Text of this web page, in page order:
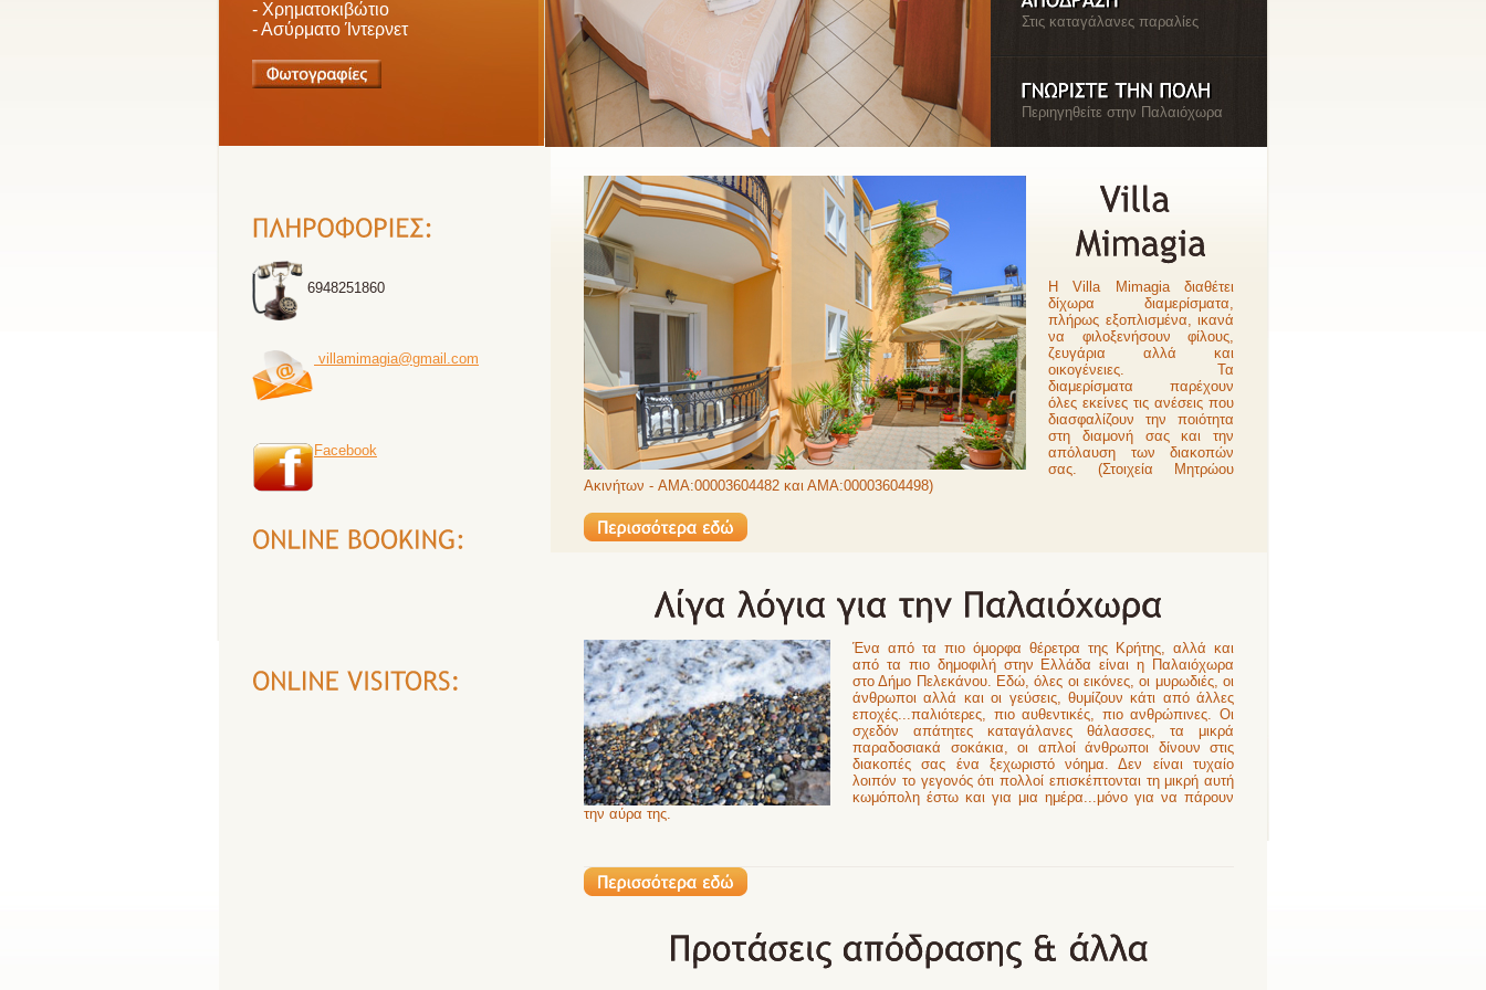
- Χρηματοκιβώτιο
- Ασύρματο Ίντερνετ
Στις καταγάλανες παραλίες
Περιηγηθείτε στην Παλαιόχωρα
6948251860
villamimagia@gmail.com
Facebook
Η Villa Mimagia διαθέτει
δίχωρα διαμερίσματα,
πλήρως εξοπλισμένα, ικανά
να φιλοξενήσουν φίλους,
ζευγάρια αλλά και
οικογένειες. Τα
διαμερίσματα παρέχουν
όλες εκείνες τις ανέσεις που
διασφαλίζουν την ποιότητα
στη διαμονή σας και την
απόλαυση των διακοπών
σας. (Στοιχεία Μητρώου
Ακινήτων - AMA:00003604482 και ΑΜΑ:00003604498)
Ένα από τα πιο όμορφα θέρετρα της Κρήτης, αλλά και
από τα πιο δημοφιλή στην Ελλάδα είναι η Παλαιόχωρα
στο Δήμο Πελεκάνου. Εδώ, όλες οι εικόνες, οι μυρωδιές, οι
άνθρωποι αλλά και οι γεύσεις, θυμίζουν κάτι από άλλες
εποχές...παλιότερες, πιο αυθεντικές, πιο ανθρώπινες. Οι
σχεδόν απάτητες καταγάλανες θάλασσες, τα μικρά
παραδοσιακά σοκάκια, οι απλοί άνθρωποι δίνουν στις
διακοπές σας ένα ξεχωριστό νόημα. Δεν είναι τυχαίο
λοιπόν το γεγονός ότι πολλοί επισκέπτονται τη μικρή αυτή
κωμόπολη έστω και για μια ημέρα...μόνο για να πάρουν
την αύρα της.